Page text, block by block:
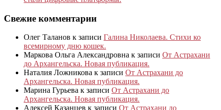
Свежие комментарии
Олег Таланов к записи Галина Николаева. Стихи ко
всемирному дню кошек.
Маркова Ольга Александровна к записи От Астрахани
до Архангельска. Новая публикация.
Наталия Ложникова к записи От Астрахани до
Архангельска. Новая публикация.
Марина Гурьева к записи От Астрахани до
Архангельска. Новая публикация.
Алексей Казанцев к записи От Астрахани до